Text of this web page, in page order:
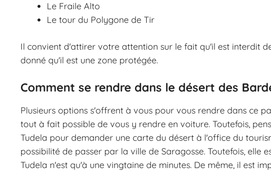
Le Fraile Alto
Le tour du Polygone de Tir
Il convient d'attirer votre attention sur le fait qu'il est interdit
donné qu'il est une zone protégée.
Comment se rendre dans le désert des
Plusieurs options s'offrent à vous pour vous rendre dans ce
tout à fait possible de vous y rendre en voiture. Toutefois,
Tudela pour demander une carte du désert à l'office du
possibilité de passer par la ville de Saragosse. Toutefois, elle
Tudela n'est qu'à une vingtaine de minutes. De même, il est